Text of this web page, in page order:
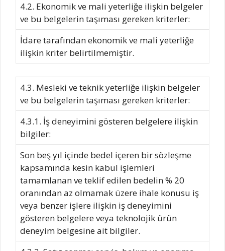
4.2. Ekonomik ve mali yeterliğe ilişkin belgeler
ve bu belgelerin taşıması gereken kriterler:
İdare tarafından ekonomik ve mali yeterliğe
ilişkin kriter belirtilmemiştir.
4.3. Mesleki ve teknik yeterliğe ilişkin belgeler
ve bu belgelerin taşıması gereken kriterler:
4.3.1. İş deneyimini gösteren belgelere ilişkin
bilgiler:
Son beş yıl içinde bedel içeren bir sözleşme
kapsamında kesin kabul işlemleri
tamamlanan ve teklif edilen bedelin % 20
oranından az olmamak üzere ihale konusu iş
veya benzer işlere ilişkin iş deneyimini
gösteren belgelere veya teknolojik ürün
deneyim belgesine ait bilgiler.